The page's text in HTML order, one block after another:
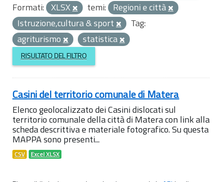
Formati: XLSX temi: Regioni e città
Istruzione,cultura & sport
Tag:
agriturismo
statistica
RISULTATO DEL FILTRO
Casini del territorio comunale di Matera
Elenco geolocalizzato dei Casini dislocati sul
territorio comunale della città di Matera con link alla
scheda descrittiva e materiale fotografico. Su questa
MAPPA sono presenti...
CSV Excel XLSX